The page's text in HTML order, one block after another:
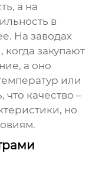
а на
в
На заводах
когда закупают
а оно
или
качество –
но